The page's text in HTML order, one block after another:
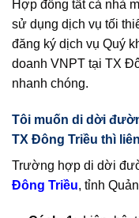
Hợp đồng tất cả nhà
sử dụng dịch vụ tối
đăng ký dịch vụ Quý
doanh VNPT tại TX
nhanh chóng.
Tôi muốn di dời
TX Đông Triều thì
Trường hợp di dời
Đông Triều, tỉnh